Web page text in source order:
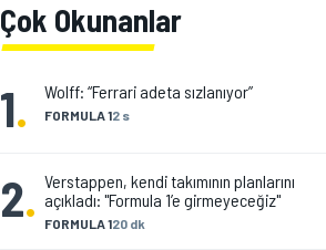
Çok Okunanlar
1. FORMULA 12 s
Wolff: “Ferrari adeta sızlanıyor”
2. FORMULA 120 dk
Verstappen, kendi takımının planlarını
açıkladı: "Formula 1’e girmeyeceğiz"